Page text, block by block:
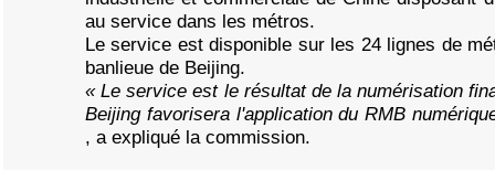
au service dans les métros.
Le service est disponible sur les 24 lignes de
banlieue de Beijing.
« Le service est le résultat de la numérisation
Beijing favorisera l'application du RMB
, a expliqué la commission.